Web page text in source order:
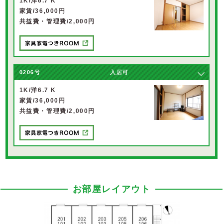
家賃/36,000円
共益費・管理費/2,000円
0206号 入居可
1K/洋6.7 K
家賃/36,000円
共益費・管理費/2,000円
お部屋レイアウト